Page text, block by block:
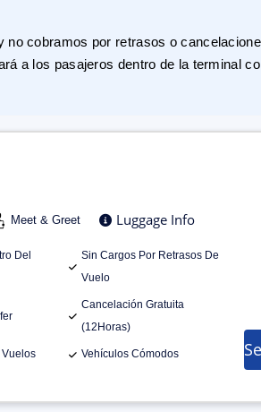
cobramos por retrasos o
a los pasajeros dentro de la terminal
Meet & Greet Luggage Info
Del
Sin Cargos Por Retrasos De
Vuelo
Cancelación Gratuita
(12Horas)
Vehículos Cómodos